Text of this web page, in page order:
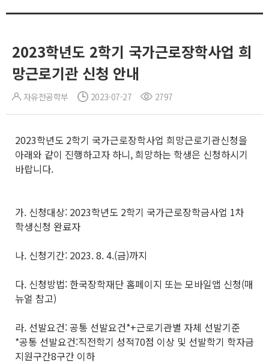
2023학년도 2학기 국가근로장학사업 희
망근로기관 신청 안내
자유전공학부 2023-07-27 2797
2023학년도 2학기 국가근로장학사업 희망근로기관신청을
아래와 같이 진행하고자 하니, 희망하는 학생은 신청하시기
바랍니다.
가. 신청대상: 2023학년도 2학기 국가근로장학금사업 1차
학생신청 완료자
나. 신청기간: 2023. 8. 4.(금)까지
다. 신청방법: 한국장학재단 홈페이지 또는 모바일앱 신청(매
뉴얼 참고)
라. 선발요건: 공통 선발요건*+근로기관별 자체 선발기준
*공통 선발요건:직전학기 성적70점 이상 및 선발학기 학자금
지원구간8구간 이하